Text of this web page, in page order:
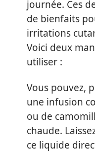
journée. Ces
de bienfaits
irritations
Voici deux
utiliser :
Vous pouvez,
une infusion
ou de
chaude.
ce liquide